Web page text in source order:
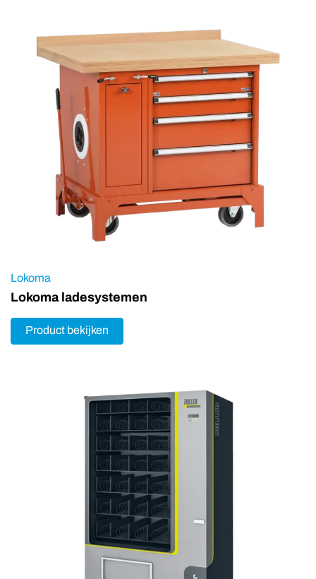
Lokoma
Lokoma ladesystemen
Product bekijken